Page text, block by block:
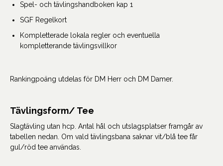
Spel- och tävlingshandboken kap 1
SGF Regelkort
Kompletterade lokala regler och eventuella
kompletterande tävlingsvillkor
Rankingpoäng utdelas för DM Herr och DM Damer.
Tävlingsform/ Tee
Slagtävling utan hcp. Antal hål och utslagsplatser framgår av
tabellen nedan. Om vald tävlingsbana saknar vit/blå tee får
gul/röd tee användas.